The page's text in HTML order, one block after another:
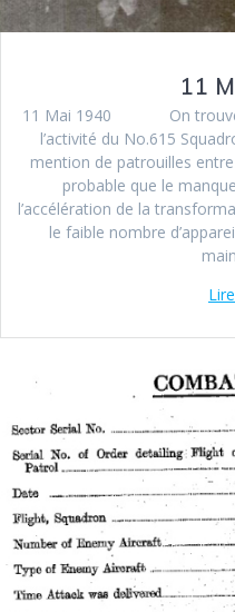
11
11 Mai 1940 On trouve
l’activité du No.615
mention de patrouilles
probable que le
l’accélération de la
le faible nombre